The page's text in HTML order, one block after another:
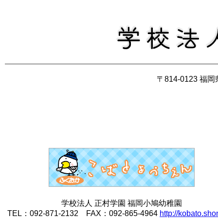
〒814-0123 福岡
学校法人 正村学園 福岡小鳩幼稚園
TEL：092-871-2132 FAX：092-865-4964 http://